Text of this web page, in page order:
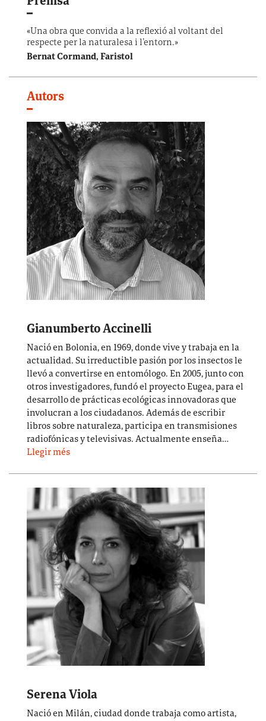
«Una obra que convida a la reflexió al voltant del
respecte per la naturalesa i l’entorn.»
Bernat Cormand, Faristol
Autors
Gianumberto Accinelli
Nació en Bolonia, en 1969, donde vive y trabaja en la
actualidad. Su irreductible pasión por los insectos le
llevó a convertirse en entomólogo. En 2005, junto con
otros investigadores, fundó el proyecto Eugea, para el
desarrollo de prácticas ecológicas innovadoras que
involucran a los ciudadanos. Además de escribir
libros sobre naturaleza, participa en transmisiones
radiofónicas y televisivas. Actualmente enseña…
Llegir més
Serena Viola
Nació en Milán, ciudad donde trabaja como artista,